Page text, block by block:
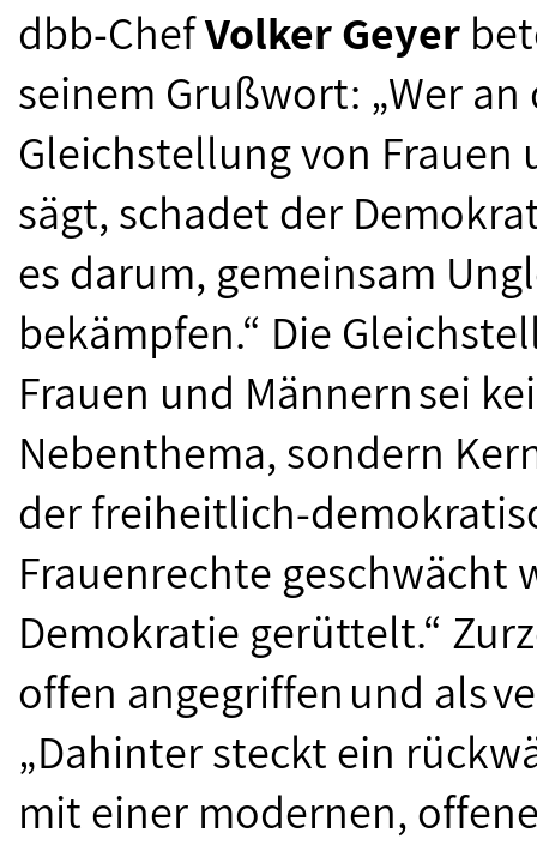
dbb-ChefVolker Geyer
seinem Grußwort: „Wer an
Gleichstellung von Frauen
sägt, schadet der
es darum, gemeinsam
bekämpfen.“ Die
Frauen und Männern sei
Nebenthema, sondern
der freiheitlich-
Frauenrechte geschwächt
Demokratie gerüttelt.“
offen angegriffen und als
„Dahinter steckt ein
mit einer modernen,